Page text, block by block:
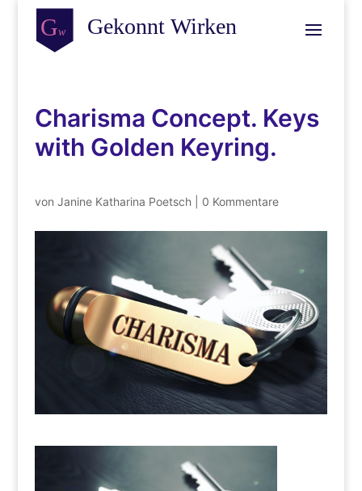
Charisma Concept. Keys
with Golden Keyring.
von Janine Katharina Poetsch| 0 Kommentare